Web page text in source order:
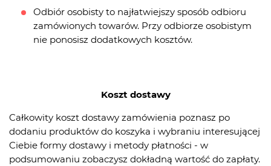
Odbiór osobisty ­to najłatwiejszy sposób odbioru
zamówionych towarów. Przy odbiorze osobistym
nie ponosisz dodatkowych kosztów.
Koszt dostawy
Całkowity koszt dostawy zamówienia poznasz po
dodaniu produktów do koszyka i wybraniu interesującej
Ciebie formy dostawy i metody płatności - w
podsumowaniu zobaczysz dokładną wartość do zapłaty.